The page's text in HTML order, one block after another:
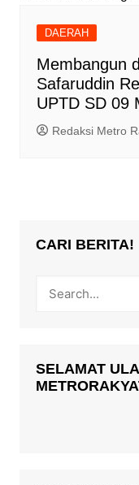
DAERAH
Membangun
Safaruddin
UPTD SD 09
Redaksi Metro
CARI BERITA!
SELAMAT